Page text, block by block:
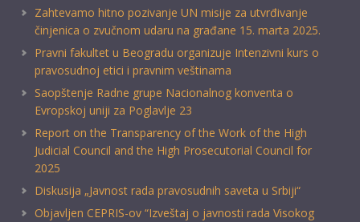
Zahtevamo hitno pozivanje UN misije za utvrđivanje
činjenica o zvučnom udaru na građane 15. marta 2025.
Pravni fakultet u Beogradu organizuje Intenzivni kurs o
pravosudnoj etici i pravnim veštinama
Saopštenje Radne grupe Nacionalnog konventa o
Evropskoj uniji za Poglavlje 23
Report on the Transparency of the Work of the High
Judicial Council and the High Prosecutorial Council for
2025
Diskusija „Javnost rada pravosudnih saveta u Srbiji“
Objavljen CEPRIS-ov “Izveštaj o javnosti rada Visokog